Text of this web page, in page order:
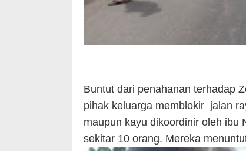
Buntut dari penahanan terhadap
pihak keluarga memblokir jalan
maupun kayu dikoordinir oleh ibu
sekitar 10 orang. Mereka